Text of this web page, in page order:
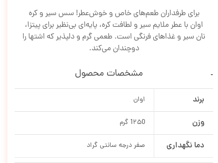
برای طرفداران طعم‌های خاص و خوش‌عطر! سس سیر و کره
اوان با عطر ملایم سیر و لطافت کره، پایه‌ای بی‌نظیر برای پیتزا،
نان سیر و غذاهای فرنگی است. طعمی گرم و دلپذیر که اشتها را
دوچندان می‌کند.
مشخصات محصول
برند اوان
وزن 1۲۵0 گرم
دما نگهداری صفر درجه سانتی گراد